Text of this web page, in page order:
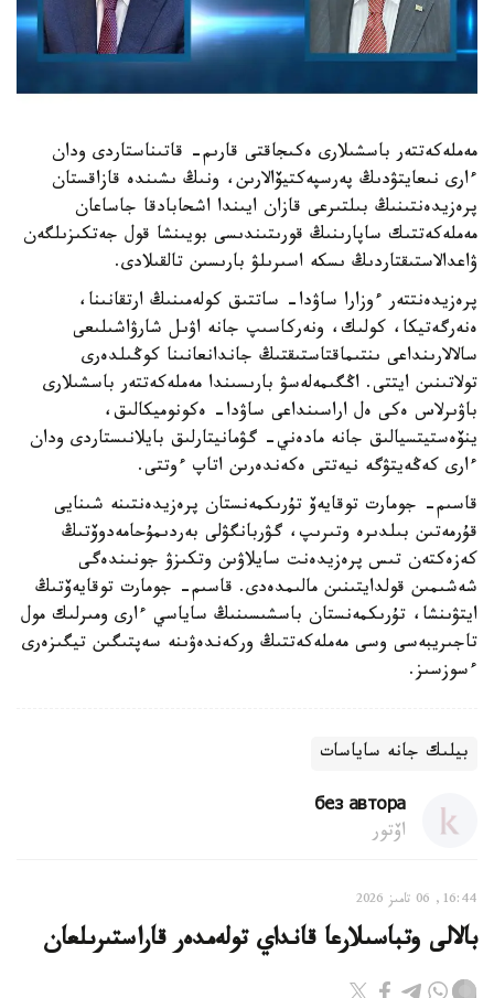
مەملەكەتتەر باسشىلارى ەكىجاقتى قارىم- قاتىناستاردى ودان
ءارى نىعايتۋدىڭ پەرسپەكتيۆالارىن، ونىڭ ىشىندە قازاقستان
پرەزيدەنتىنىڭ بىلتىرعى قازان ايىندا اشحابادقا جاساعان
مەملەكەتتىك ساپارىنىڭ قورىتىندىسى بويىنشا قول جەتكىزىلگەن
ۋاعدالاستىقتاردىڭ ىسكە اسىرىلۋ بارىسىن تالقىلادى.
پرەزيدەنتتەر ءوزارا ساۋدا- ساتتىق كولەمىنىڭ ارتقانىنا،
ەنەرگەتيكا، كولىك، ونەركاسىپ جانە اۋىل شارۋاشىلىعى
سالالارىنداعى ىنتىماقتاستىقتىڭ جاندانعانىنا كوڭىلدەرى
تولاتىنىن ايتتى. اڭگىمەلەسۋ بارىسىندا مەملەكەتتەر باسشىلارى
باۋىرلاس ەكى ەل اراسىنداعى ساۋدا- ەكونوميكالىق،
ينۆەستيتسيالىق جانە مادەني- گۋمانيتارلىق بايلانىستاردى ودان
ءارى كەڭەيتۋگە نيەتتى ەكەندەرىن اتاپ ءوتتى.
قاسىم- جومارت توقايەۆ تۇرىكمەنستان پرەزيدەنتىنە شىنايى
قۇرمەتىن بىلدىرە وتىرىپ، گۋربانگۋلى بەردىمۇحامەدوۆتىڭ
كەزەكتەن تىس پرەزيدەنت سايلاۋىن وتكىزۋ جونىندەگى
شەشىمىن قولدايتىنىن مالىمدەدى. قاسىم- جومارت توقايەۆتىڭ
ايتۋىنشا، تۇرىكمەنستان باسشىسىنىڭ ساياسي ءارى ومىرلىك مول
تاجىريبەسى وسى مەملەكەتتىڭ وركەندەۋىنە سەپتىگىن تيگىزەرى
ءسوزسىز.
بيلىك جانە ساياسات
без автора
اۆتور
16:44, 06 تامىز 2026
بالالى وتباسىلارعا قانداي تولەمدەر قاراستىرىلعان